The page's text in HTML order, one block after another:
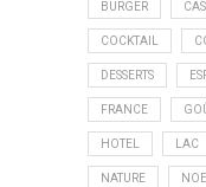
BURGER
COCKTAIL
DESSERTS
FRANCE
HOTEL LAC
NATURE